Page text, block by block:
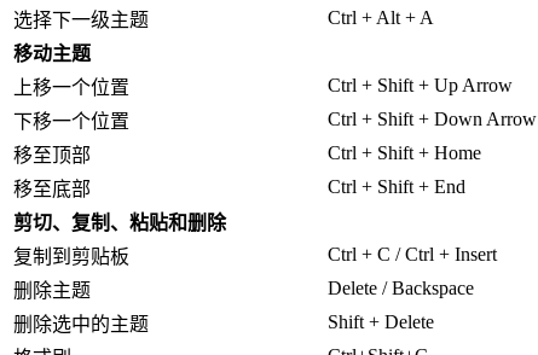
选择下一级主题
Ctrl + Alt + A
移动主题
上移一个位置
Ctrl + Shift + Up Arrow
下移一个位置
Ctrl + Shift + Down Arrow
移至顶部
Ctrl + Shift + Home
移至底部
Ctrl + Shift + End
剪切、复制、粘贴和删除
复制到剪贴板
Ctrl + C / Ctrl + Insert
删除主题
Delete / Backspace
删除选中的主题
Shift + Delete